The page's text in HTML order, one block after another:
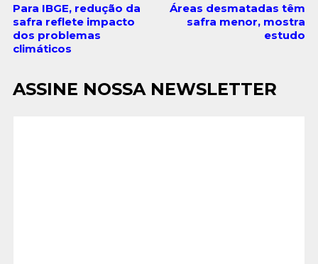
Para IBGE, redução da
safra reflete impacto
dos problemas
climáticos
Áreas desmatadas têm
safra menor, mostra
estudo
ASSINE NOSSA NEWSLETTER